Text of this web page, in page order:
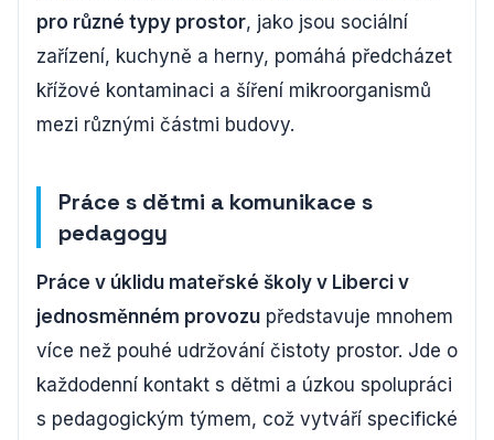
pro různé typy prostor, jako jsou sociální
zařízení, kuchyně a herny, pomáhá předcházet
křížové kontaminaci a šíření mikroorganismů
mezi různými částmi budovy.
Práce s dětmi a komunikace s
pedagogy
Práce v úklidu mateřské školy v Liberci v
jednosměnném provozu představuje mnohem
více než pouhé udržování čistoty prostor. Jde o
každodenní kontakt s dětmi a úzkou spolupráci
s pedagogickým týmem, což vytváří specifické